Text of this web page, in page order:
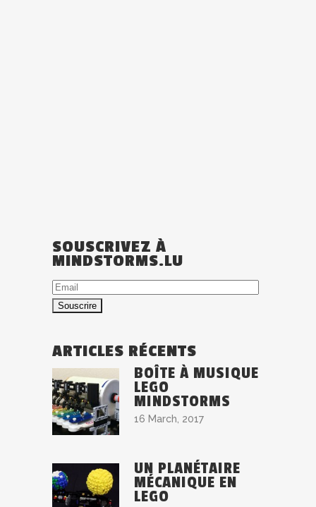
SOUSCRIVEZ À
MINDSTORMS.LU
Email
ARTICLES RÉCENTS
BOÎTE À MUSIQUE
LEGO
MINDSTORMS
16 March, 2017
UN PLANÉTAIRE
MÉCANIQUE EN
LEGO